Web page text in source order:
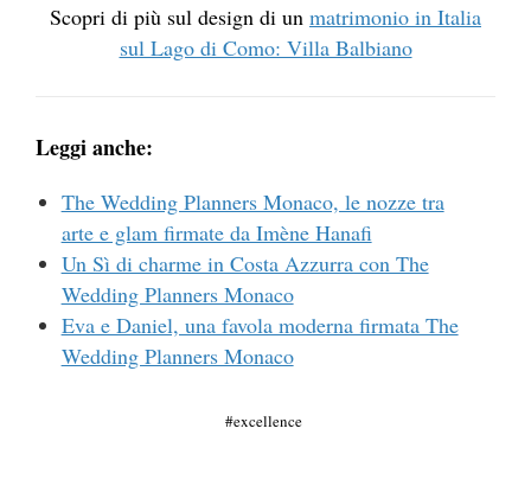
Scopri di più sul design di un matrimonio in Italia
sul Lago di Como: Villa Balbiano
Leggi anche:
The Wedding Planners Monaco, le nozze tra
arte e glam firmate da Imène Hanafi
Un Sì di charme in Costa Azzurra con The
Wedding Planners Monaco
Eva e Daniel, una favola moderna firmata The
Wedding Planners Monaco
excellence